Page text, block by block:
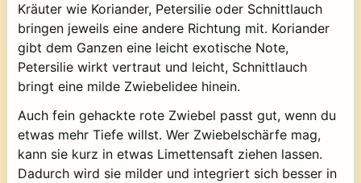
Kräuter wie Koriander, Petersilie oder Schnittlauch
bringen jeweils eine andere Richtung mit. Koriander
gibt dem Ganzen eine leicht exotische Note,
Petersilie wirkt vertraut und leicht, Schnittlauch
bringt eine milde Zwiebelidee hinein.
Auch fein gehackte rote Zwiebel passt gut, wenn du
etwas mehr Tiefe willst. Wer Zwiebelschärfe mag,
kann sie kurz in etwas Limettensaft ziehen lassen.
Dadurch wird sie milder und integriert sich besser in